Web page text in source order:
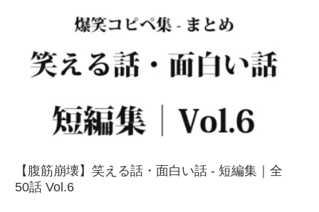
【腹筋崩壊】笑える話・面白い話 - 短編集｜全
50話 Vol.6